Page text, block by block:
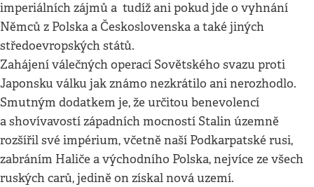
imperiálních zájmů a tudíž ani pokud jde o vyhnání
Němců z Polska a Československa a také jiných
středoevropských států.
Zahájení válečných operací Sovětského svazu proti
Japonsku válku jak známo nezkrátilo ani nerozhodlo.
Smutným dodatkem je, že určitou benevolencí
a shovívavostí západních mocností Stalin územně
rozšířil své impérium, včetně naší Podkarpatské rusi,
zabráním Haliče a východního Polska, nejvíce ze všech
ruských carů, jedině on získal nová uzemí.